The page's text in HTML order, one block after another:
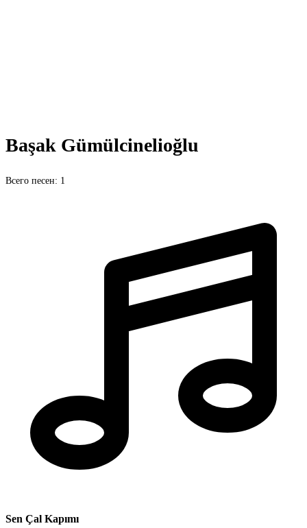
Başak Gümülcinelioğlu
Всего песен: 1
Sen Çal Kapımı